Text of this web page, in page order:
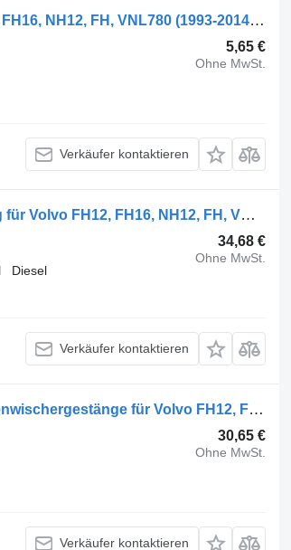
Volvo FH (01.05-) 3175617 Abdeckung für Volvo FH12, FH16, NH12, FH, VNL780 (1993-2014) Sattelzugmaschine
5,65 €
Ohne MwSt.
Verkäufer kontaktieren
Volvo FH12 2-seeria (01.02-) 20588326 Türverriegelung für Volvo FH12, FH16, NH12, FH, VNL780 (1993-2014) Sattelzugmaschine
34,68 €
Ohne MwSt.
Diesel
Verkäufer kontaktieren
Volvo FH12 2-seeria (01.02-) 1395412 0539400 Scheibenwischergestänge für Volvo FH12, FH16, NH12, FH, VNL780 (1993-2014) Sattelzugmaschine
30,65 €
Ohne MwSt.
Verkäufer kontaktieren